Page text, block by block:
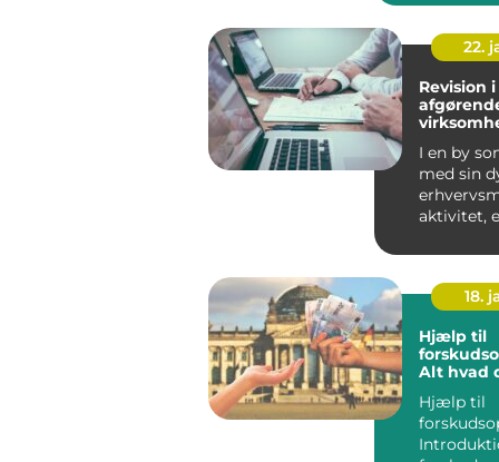
data...
22.
Revision
I en by
med sin
aktivitet,
18.
Hjælp til
Alt hvad
Hjælp til